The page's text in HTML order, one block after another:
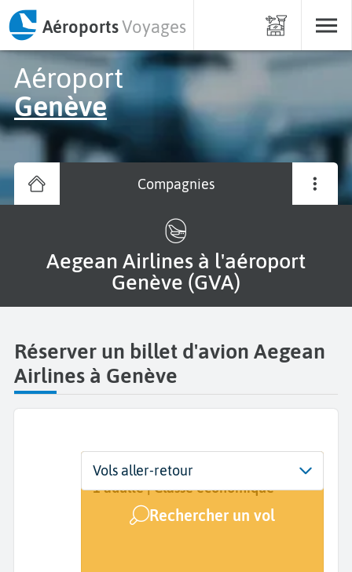
AéroportsVoyages
Aéroport
Genève
Compagnies
Aegean Airlines à l'aéroport
Genève (GVA)
Réserver un billet d'avion Aegean
Airlines à Genève
Départ
Genève (GVA)
Dates
Dates de votre voyage
Voyageurs | Classe
1 adulte | Classe économique
Rechercher un vol
Vols aller-retour